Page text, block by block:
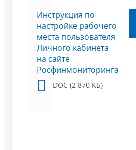
Инструкция по
настройке рабочего
места пользователя
Личного кабинета
на сайте
Росфинмониторинга
DOC (2 870 КБ)